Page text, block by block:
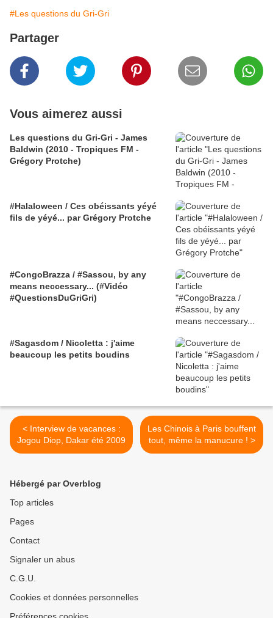
#Les questions du Gri-Gri
Partager
Vous aimerez aussi
Les questions du Gri-Gri - James
Baldwin (2010 - Tropiques FM -
Grégory Protche)
#Halaloween / Ces obéissants yéyé
fils de yéyé... par Grégory Protche
#CongoBrazza / #Sassou, by any
means neccessary... (#Vidéo
#QuestionsDuGriGri)
#Sagasdom / Nicoletta : j'aime
beaucoup les petits boudins
< Interview de vacances :
Jogou Diop, Dakar été 2009
Les Chinois à Paris bouffent
tout, même la manucure ! >
Hébergé par Overblog
Top articles
Pages
Contact
Signaler un abus
C.G.U.
Cookies et données personnelles